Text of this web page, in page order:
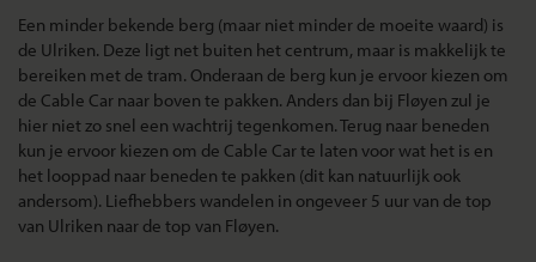
Een minder bekende berg (maar niet minder de moeite waard) is
de Ulriken. Deze ligt net buiten het centrum, maar is makkelijk te
bereiken met de tram. Onderaan de berg kun je ervoor kiezen om
de Cable Car naar boven te pakken. Anders dan bij Fløyen zul je
hier niet zo snel een wachtrij tegenkomen. Terug naar beneden
kun je ervoor kiezen om de Cable Car te laten voor wat het is en
het looppad naar beneden te pakken (dit kan natuurlijk ook
andersom). Liefhebbers wandelen in ongeveer 5 uur van de top
van Ulriken naar de top van Fløyen.